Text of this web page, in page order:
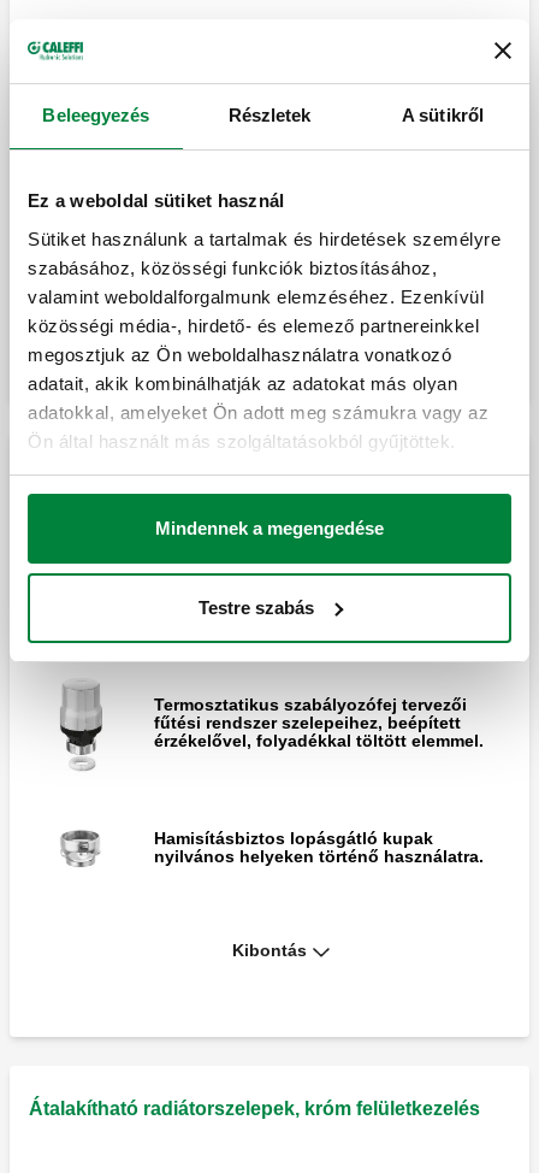
Beleegyezés Részletek A sütikről
Ez a weboldal sütiket használ
Sütiket használunk a tartalmak és hirdetések személyre
szabásához, közösségi funkciók biztosításához,
valamint weboldalforgalmunk elemzéséhez. Ezenkívül
közösségi média-, hirdető- és elemező partnereinkkel
megosztjuk az Ön weboldalhasználatra vonatkozó
adatait, akik kombinálhatják az adatokat más olyan
adatokkal, amelyeket Ön adott meg számukra vagy az
Ön által használt más szolgáltatásokból gyűjtöttek.
Mindennek a megengedése
Testre szabás
zárvédő szelepek designer radiátorokhoz.
Kettősen döntött. Jobbkezes változat.
High-Style átalakítható radiátorszelepek és
zárvédő szelepek designer radiátorokhoz.
Kettősen döntött. Balkezes változat.
High-Style átalakítható radiátorszelepek és
zárvédő szelepek designer radiátorokhoz.
Központi csatlakozásokkal. Jobbkezes
változat.
High-Style átalakítható radiátorszelepek és
zárvédő szelepek designer radiátorokhoz.
Központi csatlakozásokkal. Balkezes
változat.
Kibontás
Szabályozófej átalakítható radiátorszelepekhez,
Termosztatikus szabályozófej tervezői
fűtési rendszer szelepeihez, beépített
érzékelővel, folyadékkal töltött elemmel.
Termosztatikus szabályozófej tervezői
fűtési rendszer szelepeihez, beépített
érzékelővel, folyadékkal töltött elemmel.
Hamisításbiztos lopásgátló kupak
nyilvános helyeken történő használatra.
Speciális imbuszkulcs a hamisításbiztos
Kibontás
Átalakítható radiátorszelepek, króm felületkezelés